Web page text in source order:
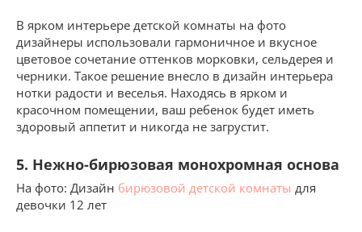
В ярком интерьере детской комнаты на фото
дизайнеры использовали гармоничное и вкусное
цветовое сочетание оттенков морковки, сельдерея и
черники. Такое решение внесло в дизайн интерьера
нотки радости и веселья. Находясь в ярком и
красочном помещении, ваш ребенок будет иметь
здоровый аппетит и никогда не загрустит.
5. Нежно-бирюзовая монохромная основа
На фото: Дизайн бирюзовой детской комнаты для
девочки 12 лет